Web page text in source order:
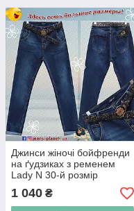
Джинси жіночі бойфренди
на ґудзиках з ременем
Lady N 30-й розмір
1 040 ₴